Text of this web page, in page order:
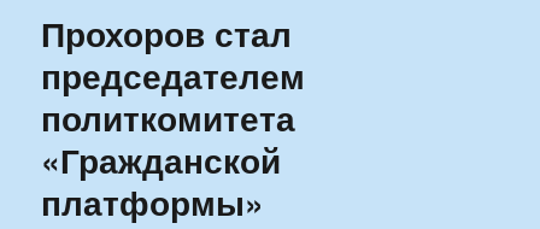
Прохоров стал
председателем
политкомитета
«Гражданской
платформы»